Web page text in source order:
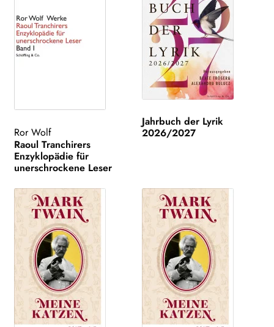
Ror Wolf
Raoul Tranchirers
Enzyklopädie für
unerschrockene Leser
Jahrbuch der Lyrik
2026/2027